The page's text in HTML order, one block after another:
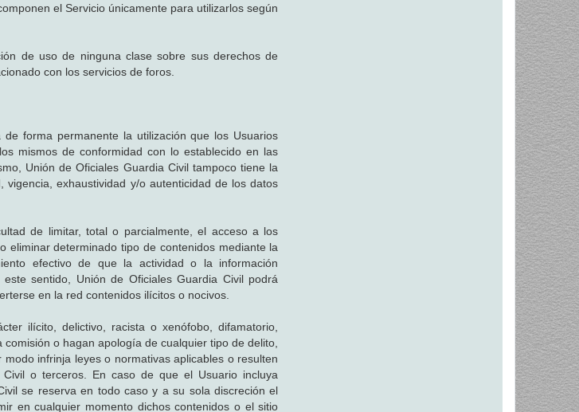
el Servicio únicamente para utilizarlos según
de uso de ninguna clase sobre sus derechos de
con los servicios de foros.
forma permanente la utilización que los Usuarios
mismos de conformidad con lo establecido en las
Unión de Oficiales Guardia Civil tampoco tiene la
exhaustividad y/o autenticidad de los datos
de limitar, total o parcialmente, el acceso a los
eliminar determinado tipo de contenidos mediante la
efectivo de que la actividad o la información
sentido, Unión de Oficiales Guardia Civil podrá
en la red contenidos ilícitos o nocivos.
ilícito, delictivo, racista o xenófobo, difamatorio,
o hagan apología de cualquier tipo de delito,
infrinja leyes o normativas aplicables o resulten
o terceros. En caso de que el Usuario incluya
se reserva en todo caso y a su sola discreción el
en cualquier momento dichos contenidos o el sitio